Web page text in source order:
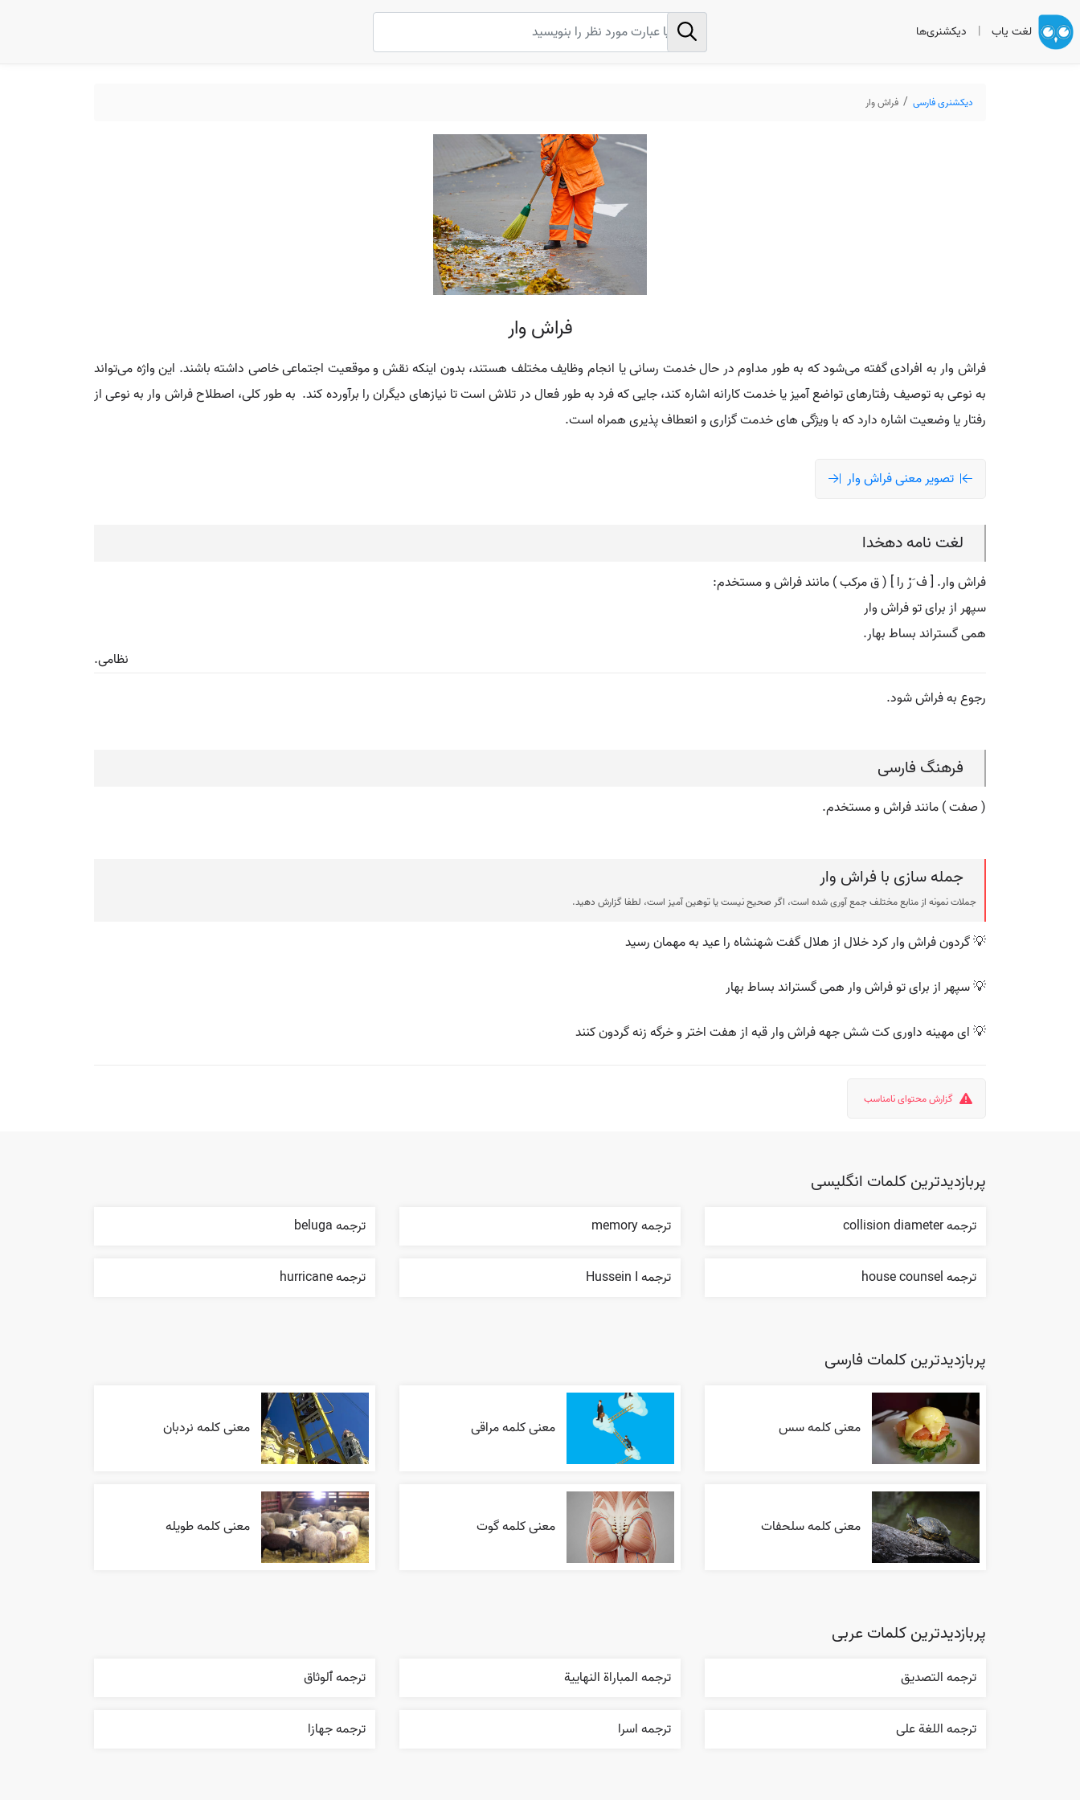
لغت یاب | دیکشنری‌ها
دیکشنری فارسی فراش وار
فراش وار
فراش‌ وار به افرادی گفته می‌شود که به‌ طور مداوم در حال خدمت‌ رسانی یا انجام وظایف مختلف هستند، بدون اینکه نقش و موقعیت اجتماعی خاصی داشته باشند. این واژه می‌تواند
به نوعی به توصیف رفتارهای تواضع‌ آمیز یا خدمت کارانه اشاره کند، جایی که فرد به‌ طور فعال در تلاش است تا نیازهای دیگران را برآورده کند. به‌ طور کلی، اصطلاح فراش وار به نوعی از
رفتار یا وضعیت اشاره دارد که با ویژگی‌ های خدمت‌ گزاری و انعطاف‌ پذیری همراه است.
تصویر معنی فراش وار
لغت نامه دهخدا
فراش وار. [ ف َرْ را ] ( ق مرکب ) مانند فراش و مستخدم:
سپهر از برای تو فراش وار
همی گستراند بساط بهار.
نظامی.
رجوع به فراش شود.
فرهنگ فارسی
( صفت ) مانند فراش و مستخدم.
جمله سازی با فراش وار
جملات نمونه از منابع مختلف جمع آوری شده است، اگر صحیح نیست یا توهین آمیز است، لطفا گزارش دهید.
💡 گردون فراش وار کرد خلال از هلال گفت شهنشاه را عید به مهمان رسید
💡 سپهر از برای تو فراش وار همی گستراند بساط بهار
💡 ای مهینه داوری کت شش جهه فراش وار قبه از هفت اختر و خرگه زنه گردون کنند
گزارش محتوای نامناسب
پربازدیدترین کلمات انگلیسی
ترجمه collision diameter ترجمه memory ترجمه beluga
ترجمه house counsel ترجمه Hussein I ترجمه hurricane
پربازدیدترین کلمات فارسی
معنی کلمه سس معنی کلمه مراقی معنی کلمه نردبان
معنی کلمه سلحفات معنی کلمه گوت معنی کلمه طویله
پربازدیدترین کلمات عربی
ترجمه التصديق ترجمه المباراة النهایية ترجمه ٱلوثاق
ترجمه اللغة علی ترجمه اسرا ترجمه جهازا